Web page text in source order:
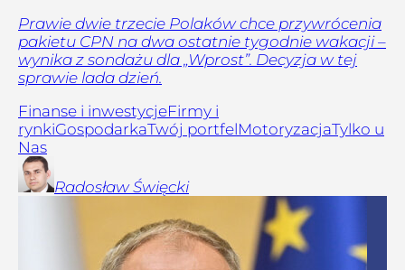
Prawie dwie trzecie Polaków chce przywrócenia
pakietu CPN na dwa ostatnie tygodnie wakacji –
wynika z sondażu dla „Wprost”. Decyzja w tej
sprawie lada dzień.
Finanse i inwestycjeFirmy i
rynkiGospodarkaTwój portfelMotoryzacjaTylko u
Nas
Radosław Święcki